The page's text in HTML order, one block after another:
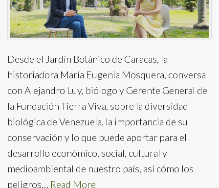
Desde el Jardín Botánico de Caracas, la
historiadora María Eugenia Mosquera, conversa
con Alejandro Luy, biólogo y Gerente General de
la Fundación Tierra Viva, sobre la diversidad
biológica de Venezuela, la importancia de su
conservación y lo que puede aportar para el
desarrollo económico, social, cultural y
medioambiental de nuestro país, así cómo los
peligros… Read More